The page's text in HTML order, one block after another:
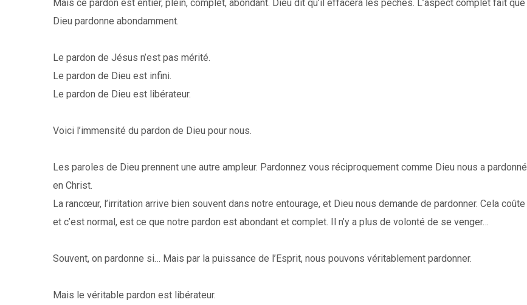
Mais ce pardon est entier, plein, complet, abondant. Dieu dit qu’il effacera les péchés. L’aspect complet fait que
Dieu pardonne abondamment.
Le pardon de Jésus n’est pas mérité.
Le pardon de Dieu est infini.
Le pardon de Dieu est libérateur.
Voici l’immensité du pardon de Dieu pour nous.
Les paroles de Dieu prennent une autre ampleur. Pardonnez vous réciproquement comme Dieu nous a pardonné
en Christ.
La rancœur, l’irritation arrive bien souvent dans notre entourage, et Dieu nous demande de pardonner. Cela coûte
et c’est normal, est ce que notre pardon est abondant et complet. Il n’y a plus de volonté de se venger…
Souvent, on pardonne si… Mais par la puissance de l’Esprit, nous pouvons véritablement pardonner.
Mais le véritable pardon est libérateur.